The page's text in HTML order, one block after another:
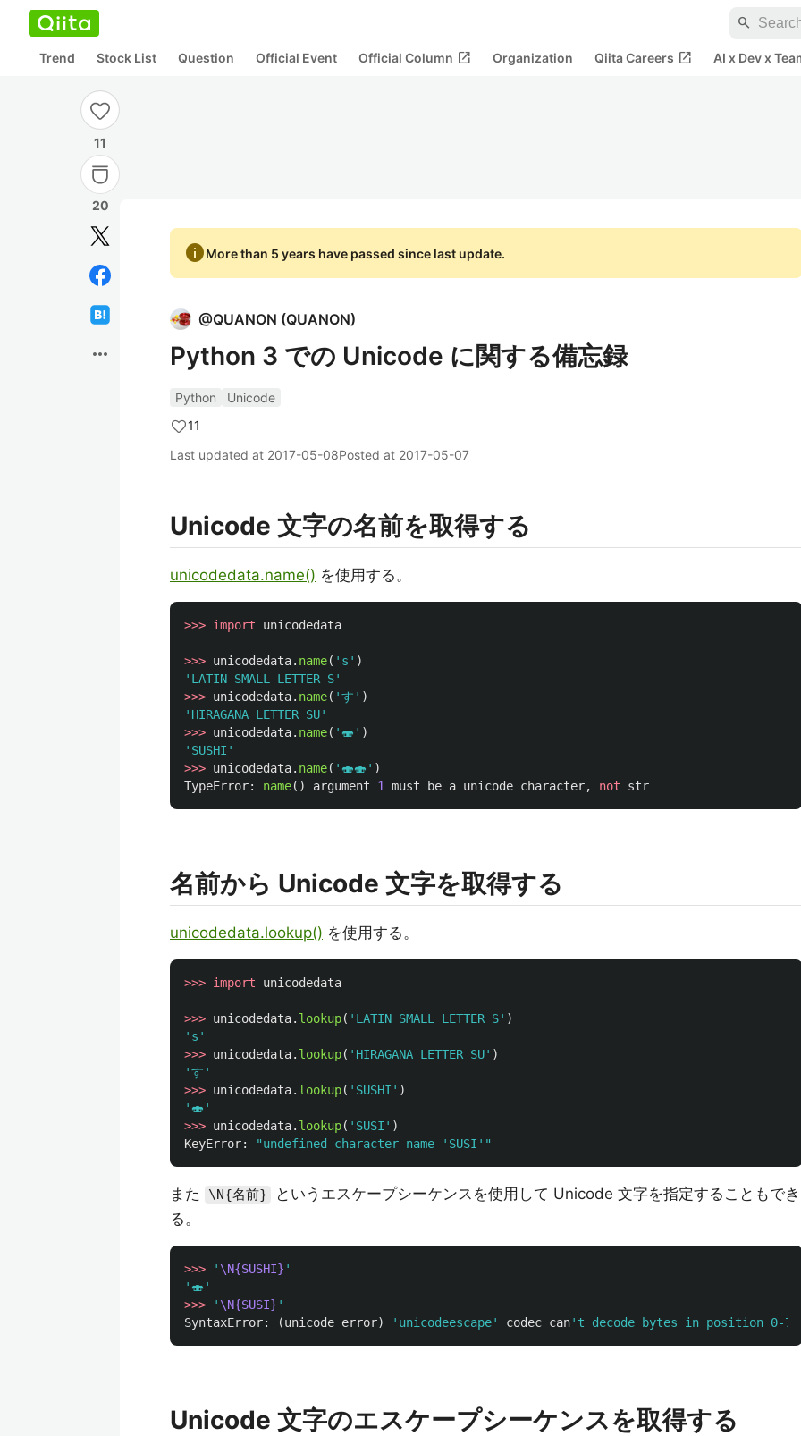
search
Trend Stock List Question Official Event Official Column open_in_new Organization Qiita Careers open_in_new AI x Dev x
11
20
more_horiz
infoMore than 5 years have passed since last update.
@QUANON (QUANON)
Python 3 での Unicode に関する備忘録
Python
Unicode
11
Last updated at 2017-05-08Posted at 2017-05-07
Unicode 文字の名前を取得する
unicodedata.name() を使用する。
>>> import unicodedata
>>> unicodedata. name( ' s ' )
' LATIN SMALL LETTER S'
>>> unicodedata. name( 'す ' )
' HIRAGANA LETTER SU'
>>> unicodedata. name( ' 🍣 ' )
' SUSHI '
>>> unicodedata. name( ' 🍣🍣 ' )
TypeError: name() argument 1 must be a unicode character, not str
名前から Unicode 文字を取得する
unicodedata.lookup() を使用する。
>>> import unicodedata
>>> unicodedata. lookup( ' LATIN SMALL LETTER S' )
' s '
>>> unicodedata. lookup( ' HIRAGANA LETTER SU' )
'す '
>>> unicodedata. lookup( ' SUSHI ' )
' 🍣 '
>>> unicodedata. lookup( ' SUSI ' )
KeyError: "undefined character name ' SUSI '"
また \N{名前}
というエスケープシーケンスを使用して Unicode 文字を指定することもでき
る。
>>> ' \N{SUSHI} '
' 🍣 '
>>>
' \N{SUSI} '
SyntaxError: (unicode error) ' unicodeescape' codec can'
Unicode 文字のエスケープシーケンスを取得する